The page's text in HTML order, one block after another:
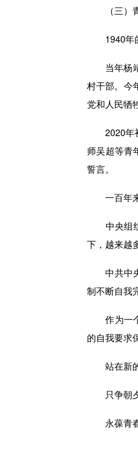
（三）
1940年的
当年杨靖
村干部。今
党和人民牺
2020年初
师吴超等青
誓言。
一百年来
中央组织
下，越来越
中共中央
制不断自我
作为一个
的自我要求
站在新的
只争朝夕
永葆青春